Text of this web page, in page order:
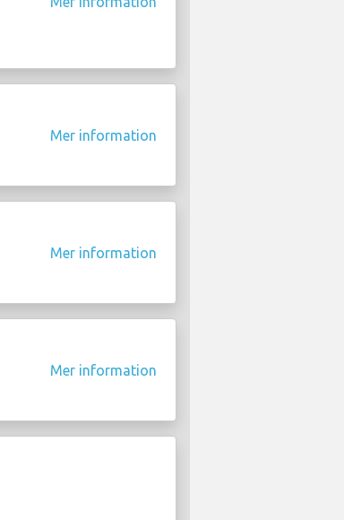
Mer information
Mer information
Mer information